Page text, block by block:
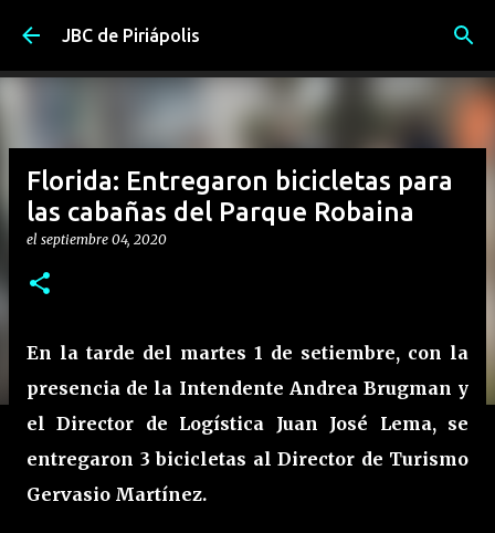
Ir al contenido principal
JBC de Piriápolis
Florida: Entregaron bicicletas para
las cabañas del Parque Robaina
el septiembre 04, 2020
En la tarde del martes 1 de setiembre, con la
presencia de la Intendente Andrea Brugman y
el Director de Logística Juan José Lema, se
entregaron 3 bicicletas al Director de Turismo
Gervasio Martínez.